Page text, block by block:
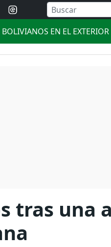
BOLIVIANOS EN EL EXTERIOR
tras una